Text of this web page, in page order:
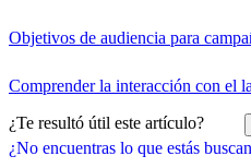
¿No encuentras lo que estás
Objetivos de audiencia para
Comprender la interacción con el
¿Te resultó útil este artículo?